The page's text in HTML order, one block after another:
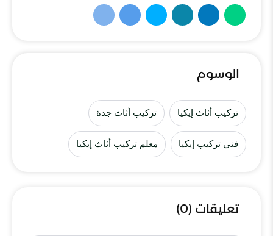
الوسوم
تركيب أثاث إيكيا تركيب أثاث جدة
فني تركيب إيكيا معلم تركيب أثاث إيكيا
تعليقات (0)